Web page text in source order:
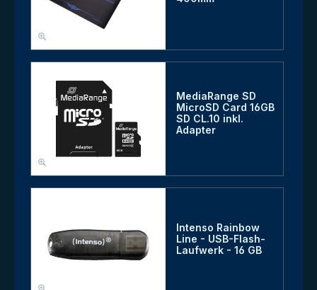
MediaRange SD
MicroSD Card 16GB
SD CL.10 inkl.
Adapter
Intenso Rainbow
Line - USB-Flash-
Laufwerk - 16 GB